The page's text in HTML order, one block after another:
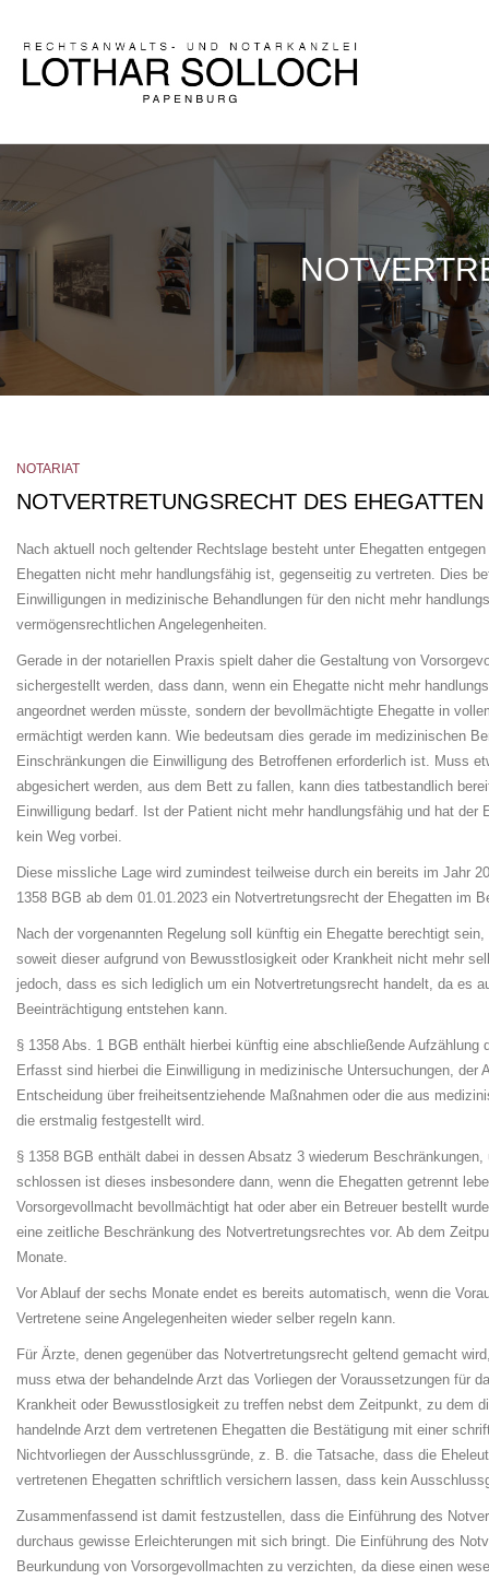
NOTARIAT
NOT­VER­TRE­TUNGS­RECHT DES EHEGATTEN
Nach aktuell noch geltender Rechtslage besteht unter Ehegatten
Ehe­gat­ten nicht mehr handlungsfähig ist, gegenseitig zu vertreten. Dies
Einwilligungen in me­di­zi­ni­sche Behandlungen für den nicht mehr
vermögensrechtlichen Angelegenheiten.
Gerade in der notariellen Praxis spielt daher die Gestaltung von
si­cher­ge­stellt werden, dass dann, wenn ein Ehegatte nicht mehr
angeordnet wer­den müsste, sondern der bevollmächtigte Ehegatte in
ermächtigt werden kann. Wie bedeutsam dies gerade im medizinischen
Einschränkungen die Einwilligung des Be­trof­fe­nen erforderlich ist. Muss
abgesichert werden, aus dem Bett zu fallen, kann dies tat­bes­tand­lich
Einwilligung bedarf. Ist der Patient nicht mehr handlungsfähig und hat
kein Weg vorbei.
Diese missliche Lage wird zumindest teilweise durch ein bereits im Jahr
1358 BGB ab dem 01.01.2023 ein Notvertretungsrecht der Ehegatten im
Nach der vorgenannten Regelung soll künftig ein Ehegatte berechtigt
soweit die­ser aufgrund von Bewusstlosigkeit oder Krankheit nicht mehr
jedoch, dass es sich lediglich um ein Notvertretungsrecht handelt, da es
Beeinträchtigung entstehen kann.
§ 1358 Abs. 1 BGB enthält hierbei künftig eine abschließende
Erfasst sind hier­bei die Einwilligung in medizinische Untersuchungen,
Entscheidung über frei­heits­ent­zie­hen­de Maßnahmen oder die aus
die erstmalig festgestellt wird.
§ 1358 BGB enthält dabei in dessen Absatz 3 wiederum
schlos­sen ist dieses insbesondere dann, wenn die Ehegatten getrennt
Vorsorgevollmacht be­voll­mäch­tigt hat oder aber ein Betreuer bestellt
eine zeitliche Be­schrän­kung des Notvertretungsrechtes vor. Ab dem
Monate.
Vor Ablauf der sechs Monate endet es bereits automatisch, wenn die
Ver­tre­te­ne seine Angelegenheiten wieder selber regeln kann.
Für Ärzte, denen gegenüber das Notvertretungsrecht geltend gemacht
muss etwa der behandelnde Arzt das Vorliegen der Voraussetzungen für
Krank­heit oder Bewusstlosigkeit zu treffen nebst dem Zeitpunkt, zu
han­deln­de Arzt dem vertretenen Ehegatten die Bestätigung mit einer
Nichtvorliegen der Ausschlussgründe, z. B. die Tatsache, dass die
vertretenen Ehegatten schrift­lich versichern lassen, dass kein
Zusammenfassend ist damit festzustellen, dass die Einführung des
durch­aus gewisse Erleichterungen mit sich bringt. Die Einführung des
Beurkundung von Vor­sor­ge­voll­mach­ten zu verzichten, da diese einen